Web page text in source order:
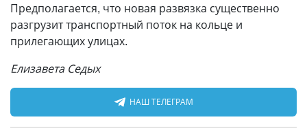
Предполагается, что новая развязка существенно
разгрузит транспортный поток на кольце и
прилегающих улицах.
Елизавета Седых
НАШ ТЕЛЕГРАМ